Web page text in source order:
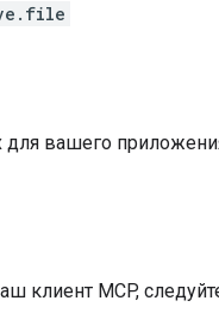
вашего
клиент MCP,